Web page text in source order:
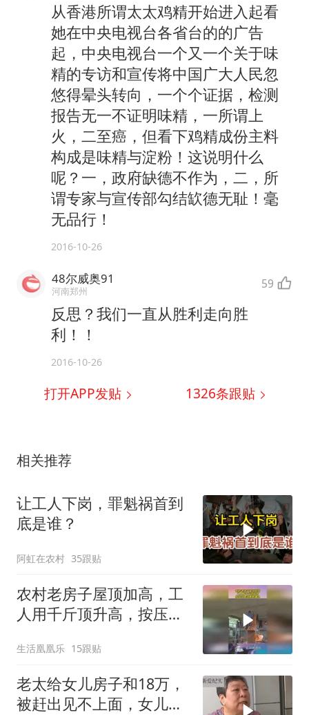
从香港所谓太太鸡精开始进入起看
她在中央电视台各省台的的广告
起，中央电视台一个又一个关于味
精的专访和宣传将中国广大人民忽
悠得晕头转向，一个个证据，检测
报告无一不证明味精，一所谓上
火，二至癌，但看下鸡精成份主料
构成是味精与淀粉！这说明什么
呢？一，政府缺德不作为，二，所
谓专家与宣传部勾结缼德无耻！毫
无品行！
2016-10-26
48尔威奥91
河南郑州 59
反思？我们一直从胜利走向胜
利！！
2016-10-26
打开APP发贴 1326条跟贴
相关推荐
让工人下岗，罪魁祸首到
底是谁？
阿虹在农村 35跟贴
农村老房子屋顶加高，工
人用千斤顶升高，按压次
生活凰凰乐 15跟贴
老太给女儿房子和18万，
被赶出见不上面，女儿：